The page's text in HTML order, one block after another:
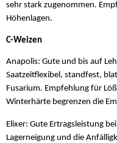
sehr stark zugenommen.
Höhenlagen.
C-Weizen
Anapolis: Gute und bis auf
Saatzeitflexibel, standfest,
Fusarium. Empfehlung für
Winterhärte begrenzen die
Elixer: Gute Ertragsleistung
Lagerneigung und die